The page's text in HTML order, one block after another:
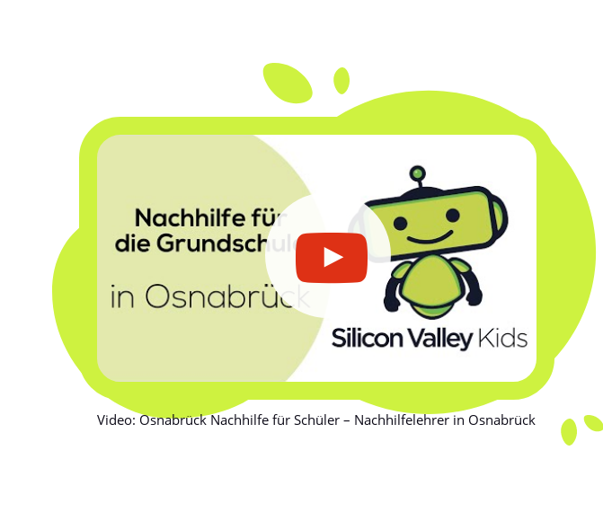
Video: Osnabrück Nachhilfe für Schüler – Nachhilfelehrer in Osnabrück